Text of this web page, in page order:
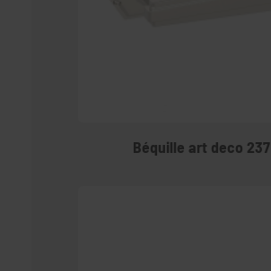
Béquille art deco 237